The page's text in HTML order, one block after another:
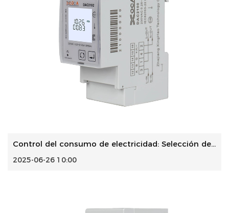
Control del consumo de electricidad: Selección de medidore...
2025-06-26 10:00